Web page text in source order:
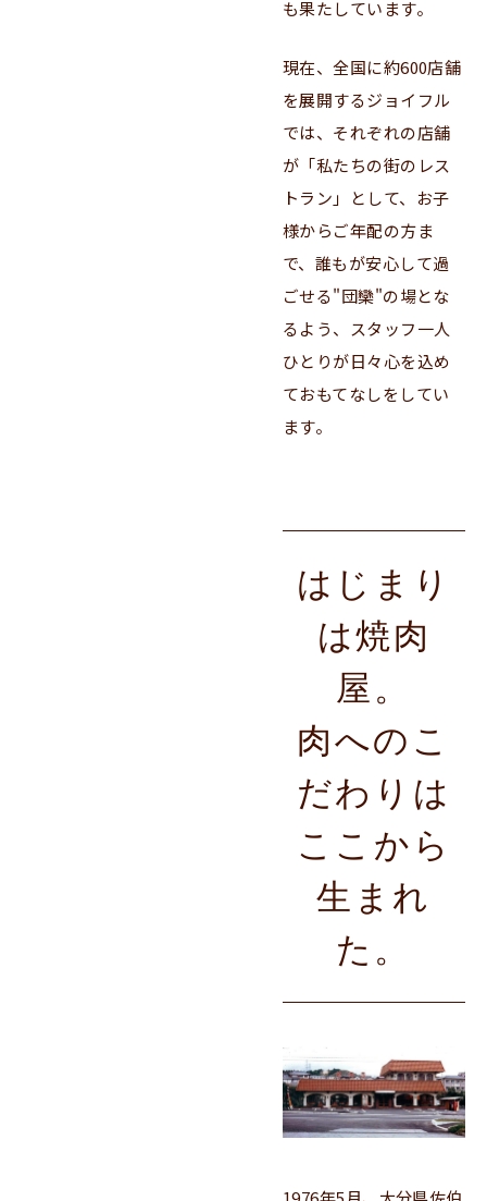
も果たしています。
現在、全国に約600店舗
を展開するジョイフル
では、それぞれの店舗
が「私たちの街のレス
トラン」として、お子
様からご年配の方ま
で、誰もが安心して過
ごせる"団欒"の場とな
るよう、スタッフ一人
ひとりが日々心を込め
ておもてなしをしてい
ます。
はじまり
は焼肉
屋。
肉へのこ
だわりは
ここから
生まれ
た。